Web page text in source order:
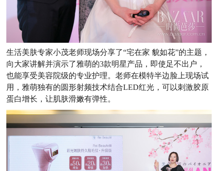
生活美肤专家小茂老师现场分享了“宅在家 貌如花”的主题，
向大家讲解并演示了雅萌的3款明星产品，即使足不出户，
也能享受美容院级的专业护理。老师在模特半边脸上现场试
用，雅萌独有的圆形射频技术结合LED红光，可以刺激胶原
蛋白增长，让肌肤滑嫩有弹性。